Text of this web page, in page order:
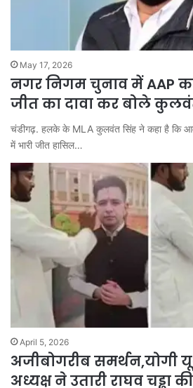
May 17, 2026
नगर निगम चुनाव में AAP
जीत का दावा कर बोले
चंडीगढ़. हलके के MLA कुलवंत सिंह ने कहा है कि आम
में भारी जीत हासिल…
April 5, 2026
अजीबोगरीब समर्थन,योगी
अध्यक्ष ने उतारी राघव चड्ढा